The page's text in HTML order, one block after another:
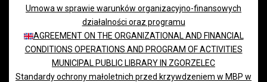
Umowa w sprawie warunków organizacyjno-finansowych
działalności oraz programu
AGREEMENT ON THE ORGANIZATIONAL AND FINANCIAL
CONDITIONS OPERATIONS AND PROGRAM OF ACTIVITIES
MUNICIPAL PUBLIC LIBRARY IN ZGORZELEC
Standardy ochrony małoletnich przed krzywdzeniem w MBP w